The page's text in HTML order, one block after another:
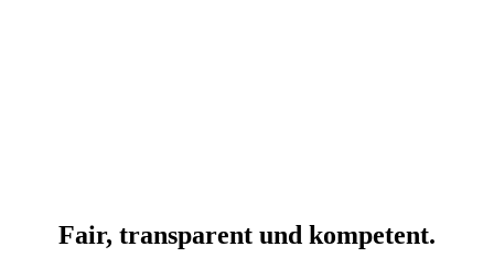
Fair, transparent und kompetent.